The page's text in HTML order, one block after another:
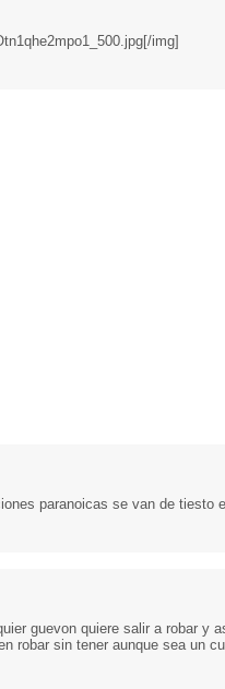
img]
paranoicas se van de tiesto
guevon quiere salir a robar y
robar sin tener aunque sea un